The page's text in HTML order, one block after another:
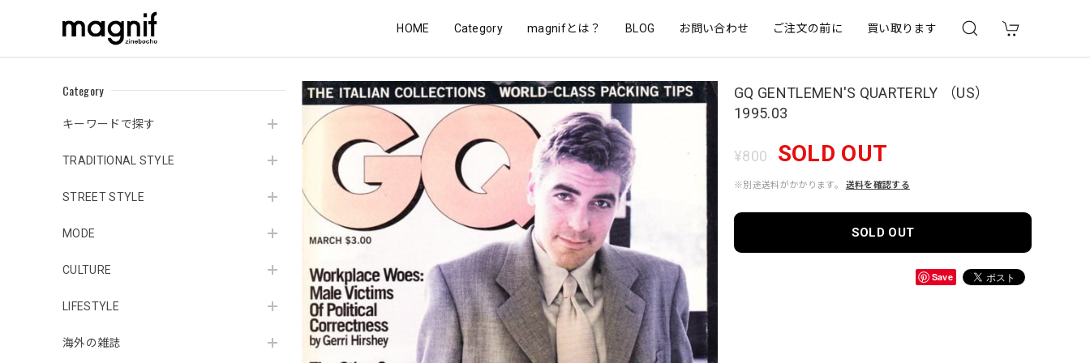
HOME Category magnifとは？ BLOG お問い合わせ ご注文の前に 買い取ります
Category
キーワードで探す
TRADITIONAL STYLE
STREET STYLE
MODE
CULTURE
LIFESTYLE
海外の雑誌
GQ GENTLEMEN'S QUARTERLY （US）
1995.03
¥800 SOLD OUT
※別途送料がかかります。 送料を確認する
SOLD OUT
Save